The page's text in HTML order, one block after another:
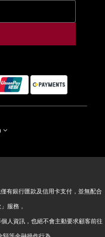
有銀行匯款及信用卡支付，並無配合
服務，
人資訊，也絕不會主動要求顧客前往